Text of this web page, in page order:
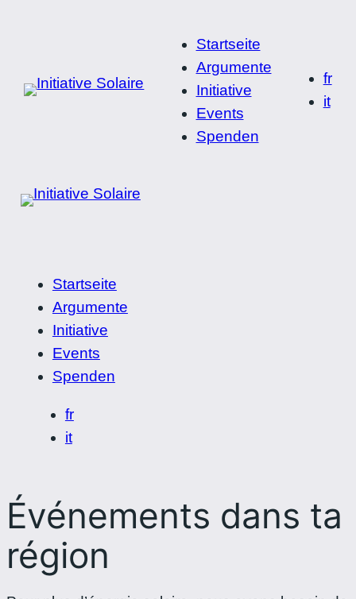
Startseite
Argumente
Initiative
Events
Spenden
fr
it
Startseite
Argumente
Initiative
Events
Spenden
fr
it
Événements dans ta
région